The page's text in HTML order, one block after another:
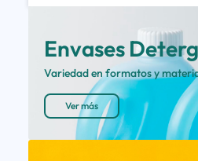
Envases
Variedad en formatos y
Ver más